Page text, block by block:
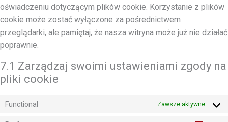
oświadczeniu dotyczącym plików cookie. Korzystanie z plików
cookie może zostać wyłączone za pośrednictwem
przeglądarki, ale pamiętaj, że nasza witryna może już nie działać
poprawnie.
7.1 Zarządzaj swoimi ustawieniami zgody na
pliki cookie
Functional Zawsze aktywne